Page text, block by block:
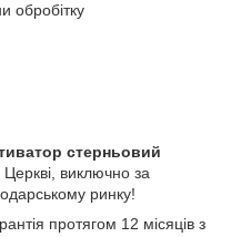
обробітку
стерньовий
Церкві, виключно за
ринку!
протягом 12 місяців з